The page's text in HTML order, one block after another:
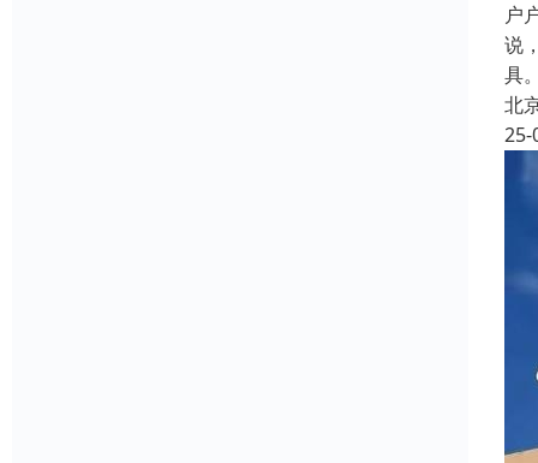
户
说
具
北
25-